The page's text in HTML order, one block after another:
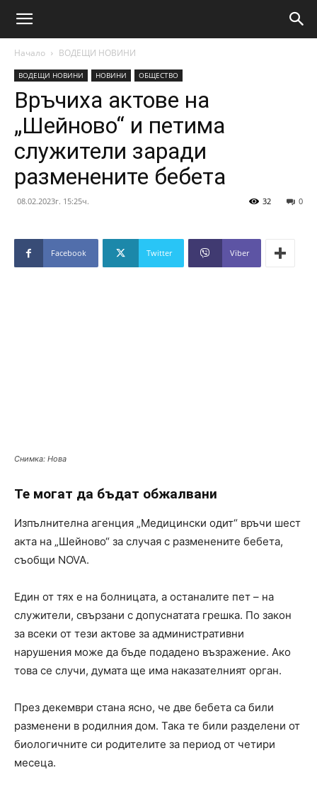
Начало ВОДЕЩИ НОВИНИ
ВОДЕЩИ НОВИНИ НОВИНИ ОБЩЕСТВО
Връчиха актове на
„Шейново“ и петима
служители заради
разменените бебета
08.02.2023г. 15:25ч. 0
32
Facebook Twitter Viber
Снимка: Нова
Те могат да бъдат обжалвани
Изпълнителна агенция „Медицински одит“ връчи шест
акта на „Шейново“ за случая с разменените бебета,
съобщи NOVA.
Eдин от тях е на болницата, а останалите пет – на
служители, свързани с допуснатата грешка. По закон
за всеки от тези актове за административни
нарушения може да бъде подадено възражение. Ако
това се случи, думата ще има наказателният орган.
През декември стана ясно, че две бебета са били
разменени в родилния дом. Така те били разделени от
биологичните си родителите за период от четири
месеца.